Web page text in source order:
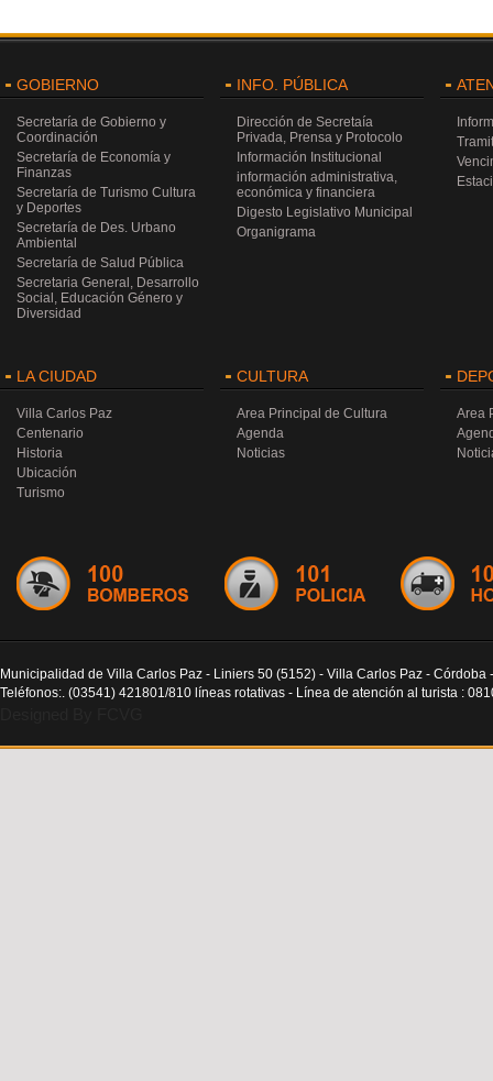
GOBIERNO
Secretaría de Gobierno y
Coordinación
Secretaría de Economía y
Finanzas
Secretaría de Turismo Cultura
y Deportes
Secretaría de Des. Urbano
Ambiental
Secretaría de Salud Pública
Secretaria General, Desarrollo
Social, Educación Género y
Diversidad
INFO. PÚBLICA
Dirección de Secretaía
Privada, Prensa y Protocolo
Información Institucional
información administrativa,
económica y financiera
Digesto Legislativo Municipal
Organigrama
LA CIUDAD
Villa Carlos Paz
Centenario
Historia
Ubicación
Turismo
CULTURA
Area Principal de Cultura
Agenda
Noticias
Area
Municipalidad de Villa Carlos Paz - Liniers 50 (5152) - Villa Carlos Paz - Córdoba
Teléfonos:. (03541) 421801/810 líneas rotativas - Línea de atención al turista :